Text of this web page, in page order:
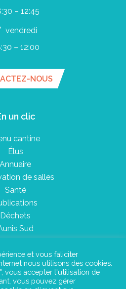
– 12:45
vendredi
– 12:00
NOUS
un clic
cantine
Élus
Annuaire
de salles
Santé
Déchets
Sud
Plan du site
légales
et vous faliciter
nous utilisons des cookies.
vous accepter l'utilisation de
vous pouvez gérer